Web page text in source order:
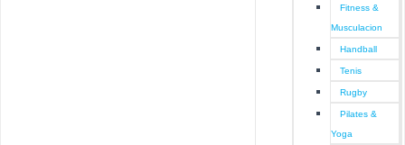
Fitness &
Musculacion
Handball
Tenis
Rugby
Pilates &
Yoga